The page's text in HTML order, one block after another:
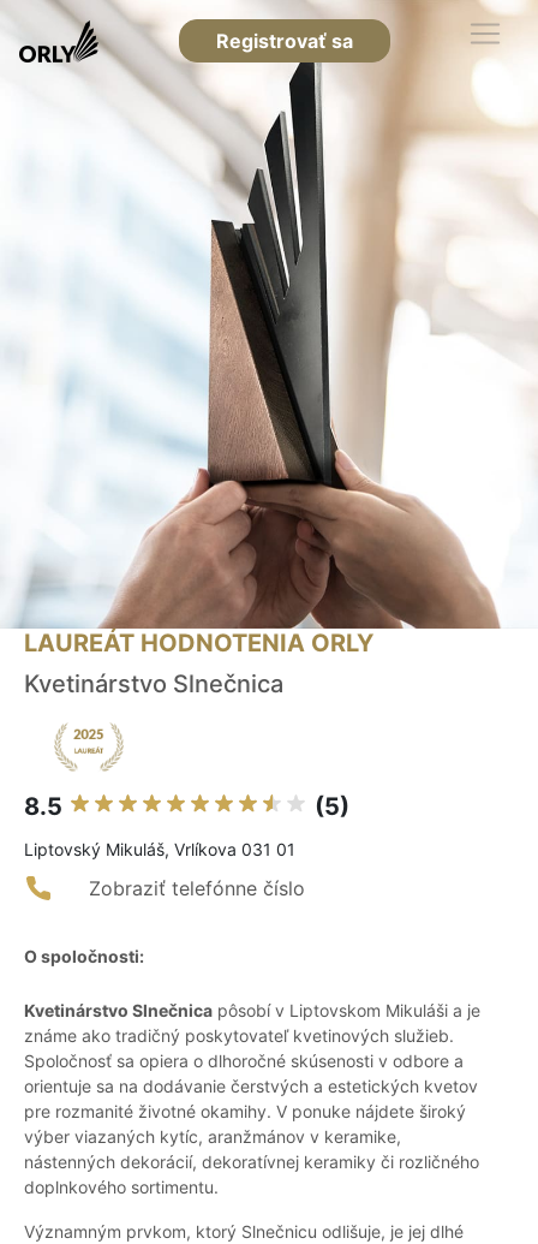
Registrovať sa
LAUREÁT HODNOTENIA ORLY
Kvetinárstvo Slnečnica
8.5 (5)
Liptovský Mikuláš, Vrlíkova 031 01
Zobraziť telefónne číslo
O spoločnosti:
Kvetinárstvo Slnečnica pôsobí v Liptovskom Mikuláši a je
známe ako tradičný poskytovateľ kvetinových služieb.
Spoločnosť sa opiera o dlhoročné skúsenosti v odbore a
orientuje sa na dodávanie čerstvých a estetických kvetov
pre rozmanité životné okamihy. V ponuke nájdete široký
výber viazaných kytíc, aranžmánov v keramike,
nástenných dekorácií, dekoratívnej keramiky či rozličného
doplnkového sortimentu.
Významným prvkom, ktorý Slnečnicu odlišuje, je jej dlhé